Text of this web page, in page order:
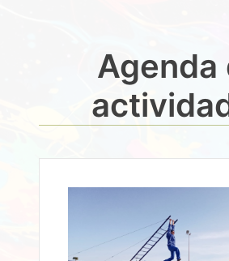
Agenda